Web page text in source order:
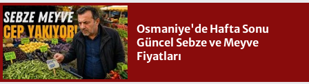
Osmaniye'de Hafta Sonu
Güncel Sebze ve Meyve
Fiyatları